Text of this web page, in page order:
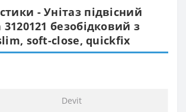
- Унітаз підвісний
безобідковий з
soft-close, quickfix
Devit